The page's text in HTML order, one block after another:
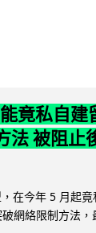
竟私自建
法 被阻止
在今年 5 月起
網絡限制方法，